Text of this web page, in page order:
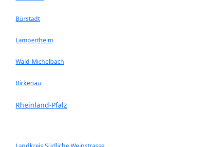
Bürstadt
Lampertheim
Wald-Michelbach
Birkenau
Rheinland-Pfalz